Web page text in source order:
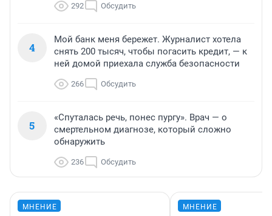
292 Обсудить
4
Мой банк меня бережет. Журналист хотела
снять 200 тысяч, чтобы погасить кредит, — к
ней домой приехала служба безопасности
266 Обсудить
5
«Спуталась речь, понес пургу». Врач — о
смертельном диагнозе, который сложно
обнаружить
236 Обсудить
МНЕНИЕ МНЕНИЕ